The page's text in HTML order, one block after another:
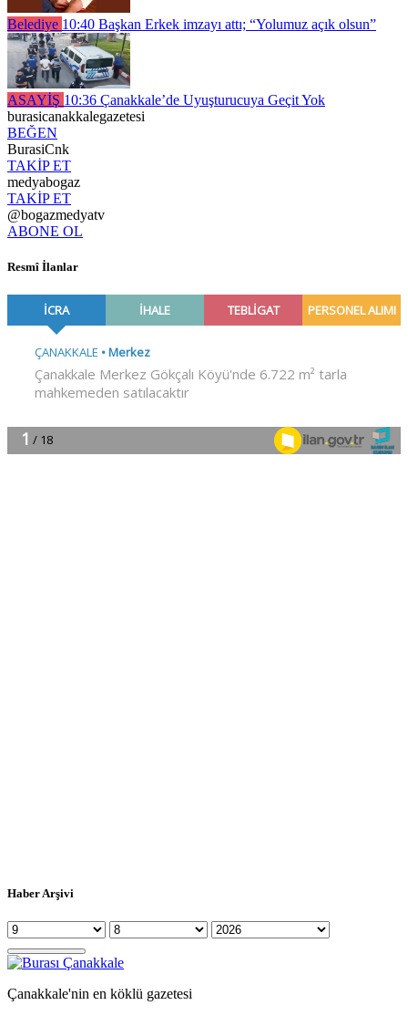
Belediye 10:40 Başkan Erkek imzayı attı; “Yolumuz açık olsun”
ASAYİŞ 10:36 Çanakkale’de Uyuşturucuya Geçit Yok
burasicanakkalegazetesi
BEĞEN
BurasiCnk
TAKİP ET
medyabogaz
TAKİP ET
@bogazmedyatv
ABONE OL
Resmî İlanlar
Haber Arşivi
Çanakkale'nin en köklü gazetesi